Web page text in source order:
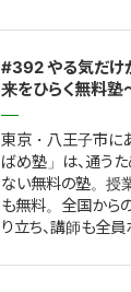
#392 やる気だけ
来をひらく無料塾
東京・八王子市に
ばめ塾」は、通う
ない無料の塾。授
も無料。全国から
り立ち、講師も全員